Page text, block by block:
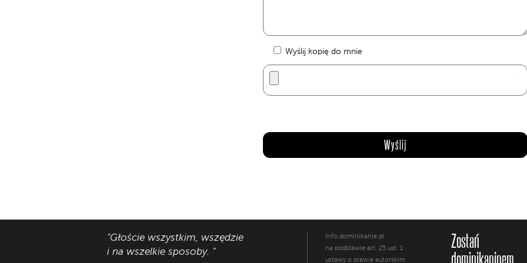
Wyślij kopię do mnie
"Głoście wszystkim, wszędzie
i na wszelkie sposoby. "
Info.dominikanie.pl
na podstawie art. 25 ust. 1
ustawy o prawie autorskim
Zostań
dominikaninem